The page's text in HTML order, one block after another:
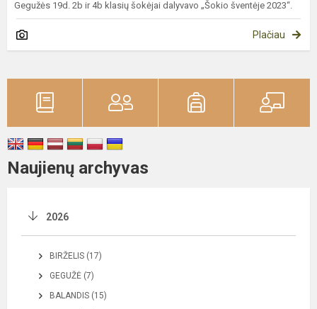
Gegužės 19d. 2b ir 4b klasių šokėjai dalyvavo „Šokio šventėje 2023“.
Plačiau
Naujienų archyvas
2026
BIRŽELIS (17)
GEGUŽĖ (7)
BALANDIS (15)